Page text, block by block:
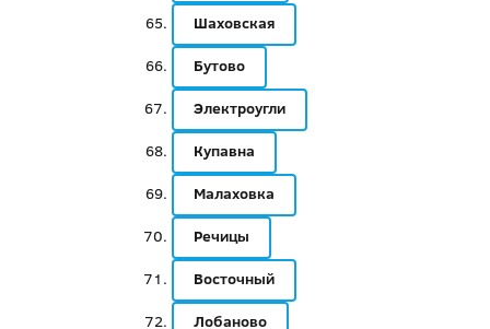
Шаховская
Бутово
Электроугли
Купавна
Малаховка
Речицы
Восточный
Лобаново